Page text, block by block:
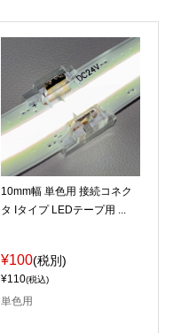
10mm幅 単色用 接続コネク
タ Iタイプ LEDテープ用 ...
¥100(税別)
¥110(税込)
単色用